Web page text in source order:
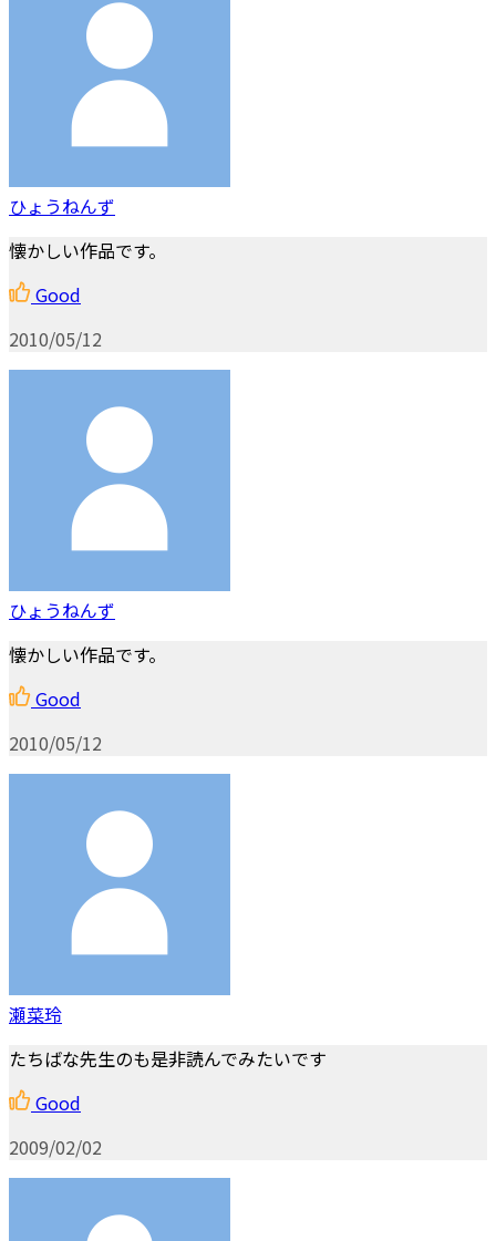
ひょうねんず
懐かしい作品です。
Good
2010/05/12
ひょうねんず
懐かしい作品です。
Good
2010/05/12
瀬菜玲
たちばな先生のも是非読んでみたいです
Good
2009/02/02